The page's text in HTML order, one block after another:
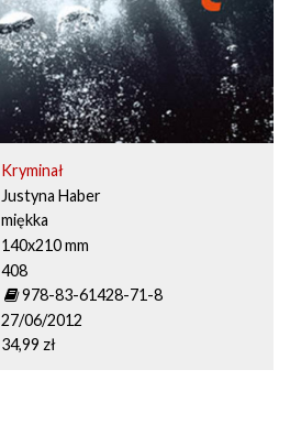
Kryminał
Justyna Haber
miękka
140x210 mm
408
978-83-61428-71-8
27/06/2012
34,99 zł